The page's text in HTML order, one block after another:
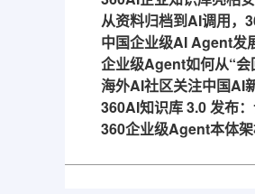
从资料归档到AI调用，
中国企业级AI Agent发
企业级Agent如何从“会
海外AI社区关注中国AI
360AI知识库 3.0 发布
360企业级Agent本体